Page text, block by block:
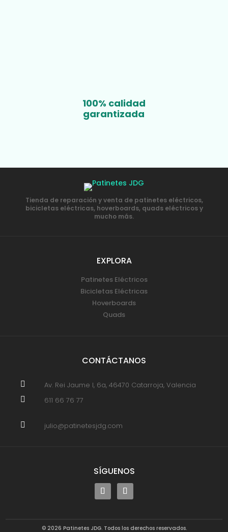
100% calidad
garantizada
Tienda de reparación y venta de patinetes eléctricos,
bicicletas eléctricas, hoverboards, quads eléctricos y
mucho más.
EXPLORA
Patinetes Eléctricos
Bicicletas Eléctricas
Hoverboards
Quads
CONTÁCTANOS
 Av. Rei Jaume I, 6a, 46470 Catarroja, Valencia
 611 66 76 77
 julio@patinetesjdg.com
SÍGUENOS
© 2026 Patinetes JDG. Todos los derechos reservados.